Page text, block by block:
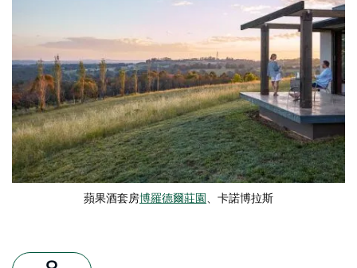
蘋果酒套房博羅德爾莊園、卡諾博拉斯